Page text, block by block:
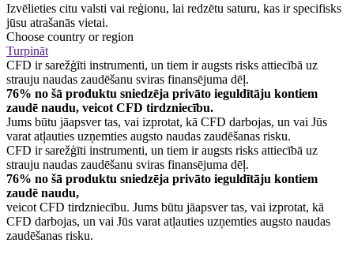
Izvēlieties citu valsti vai reģionu, lai redzētu saturu, kas ir specifisks
jūsu atrašanās vietai.
Choose country or region
Turpināt
CFD ir sarežģīti instrumenti, un tiem ir augsts risks attiecībā uz
strauju naudas zaudēšanu sviras finansējuma dēļ.
76% no šā produktu sniedzēja privāto ieguldītāju kontiem
zaudē naudu, veicot CFD tirdzniecību.
Jums būtu jāapsver tas, vai izprotat, kā CFD darbojas, un vai Jūs
varat atļauties uzņemties augsto naudas zaudēšanas risku.
CFD ir sarežģīti instrumenti, un tiem ir augsts risks attiecībā uz
strauju naudas zaudēšanu sviras finansējuma dēļ.
76% no šā produktu sniedzēja privāto ieguldītāju kontiem
zaudē naudu,
veicot CFD tirdzniecību. Jums būtu jāapsver tas, vai izprotat, kā
CFD darbojas, un vai Jūs varat atļauties uzņemties augsto naudas
zaudēšanas risku.